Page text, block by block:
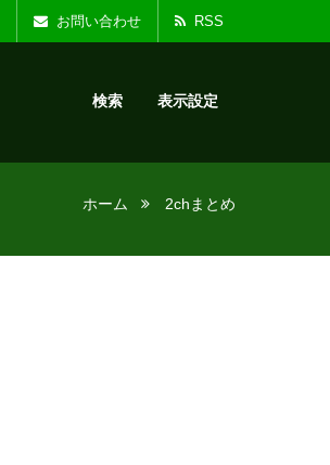
お知らせ :
お問い合わせ RSS
検索 表示設定
ホーム 2chまとめ